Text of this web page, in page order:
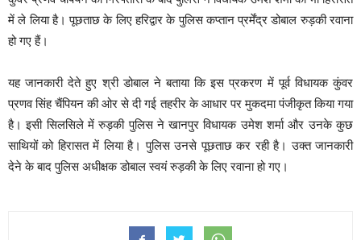
में ले लिया है। पूछताछ के लिए हरिद्वार के पुलिस कप्तान प्रर्मेंद्र डोबाल रुड़की रवाना
हो गए हैं।
यह जानकारी देते हुए श्री डोबाल ने बताया कि इस प्रकरण में पूर्व विधायक कुंवर
प्रणव सिंह चैंपियन की ओर से दी गई तहरीर के आधार पर मुकदमा पंजीकृत किया गया
है। इसी सिलसिले में रुड़की पुलिस ने खानपुर विधायक उमेश शर्मा और उनके कुछ
साथियों को हिरासत में लिया है। पुलिस उनसे पूछताछ कर रही है। उक्त जानकारी
देने के बाद पुलिस अधीक्षक डोबाल स्वयं रुड़की के लिए रवाना हो गए।